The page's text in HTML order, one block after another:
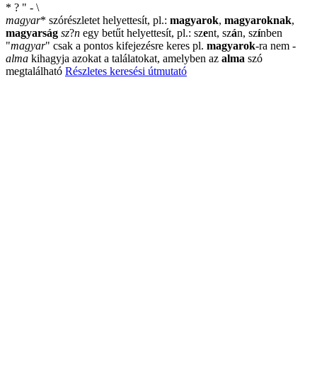
* ? " - \
magyar* szórészletet helyettesít, pl.: magyarok, magyaroknak,
magyarság sz?n egy betűt helyettesít, pl.: szent, szán, színben
"magyar" csak a pontos kifejezésre keres pl. magyarok-ra nem -
alma kihagyja azokat a találatokat, amelyben az alma szó
megtalálható Részletes keresési útmutató